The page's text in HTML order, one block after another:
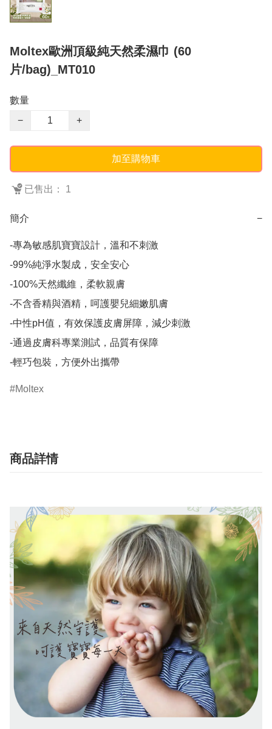
Moltex歐洲頂級純天然柔濕巾 (60
片/bag)_MT010
數量
−
+
加至購物車
已售出： 1
簡介 −
-專為敏感肌寶寶設計，溫和不刺激
-99%純淨水製成，安全安心
-100%天然纖維，柔軟親膚
-不含香精與酒精，呵護嬰兒細嫩肌膚
-中性pH值，有效保護皮膚屏障，減少刺激
-通過皮膚科專業測試，品質有保障
-輕巧包裝，方便外出攜帶
Moltex
商品詳情